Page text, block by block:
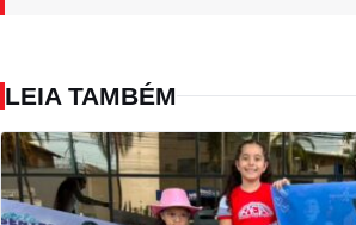
LEIA TAMBÉM